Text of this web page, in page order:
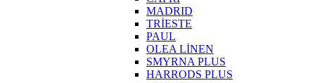
MADRID
TRİESTE
PAUL
OLEA LİNEN
SMYRNA PLUS
HARRODS PLUS